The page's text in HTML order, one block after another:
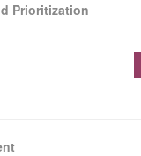
Prioritization